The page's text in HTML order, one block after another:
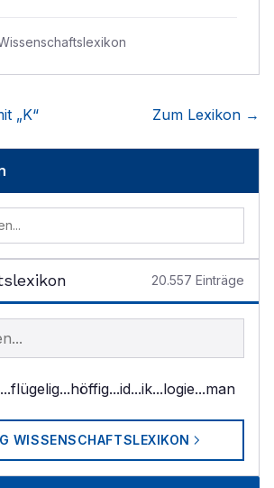
„K“ Zum Lexikon →
20.557 Einträge
suchen
...flügelig...höffig...id...ik...logie...man
WISSENSCHAFTSLEXIKON